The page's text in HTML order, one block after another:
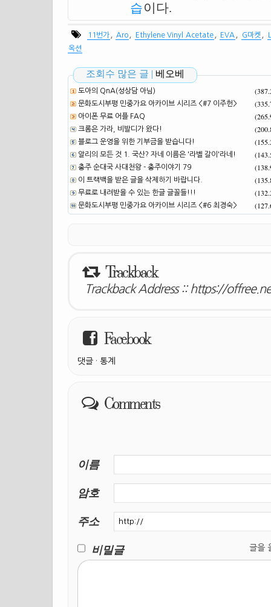
습이다.
11번가 Aro Ethylene Vinyl Acetate EVA G마켓
옥션
조회수 많은 글 | 베오베
도아의 QnA(성상담 아님)
문화도시부평 민중가요 아카이브 시리즈 <#7 이주헌>
아이폰 무료 어플 FAQ
크롬은 가라, 비발디가 왔다!
블로그 운영을 위한 기부금을 받습니다!
알리의 모든 것 1. 국산? 자네 이름은 '라벨 갈이'라네!
충주 순대국 사대천왕 - 충주이야기 79
이 트랙백을 받은 글을 삭제하기 바랍니다.
무료로 내려받을 수 있는 한글 글꼴들!!!
문화도시부평 민중가요 아카이브 시리즈 <#6 최경숙>
Trackback
Trackback Address :: https://
Facebook
댓글 · 통계
Comments
이름
암호
주소
비밀글
글을